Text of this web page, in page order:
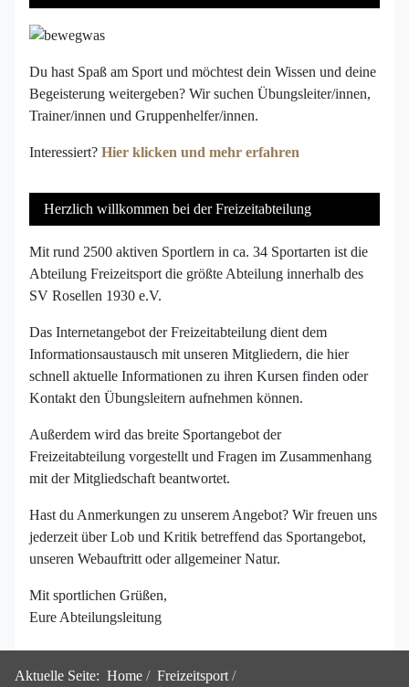
Du hast Spaß am Sport und möchtest dein Wissen und deine
Begeisterung weitergeben? Wir suchen Übungsleiter/innen,
Trainer/innen und Gruppenhelfer/innen.
Interessiert? Hier klicken und mehr erfahren
Herzlich willkommen bei der Freizeitabteilung
Mit rund 2500 aktiven Sportlern in ca. 34 Sportarten ist die
Abteilung Freizeitsport die größte Abteilung innerhalb des
SV Rosellen 1930 e.V.
Das Internetangebot der Freizeitabteilung dient dem
Informationsaustausch mit unseren Mitgliedern, die hier
schnell aktuelle Informationen zu ihren Kursen finden oder
Kontakt den Übungsleitern aufnehmen können.
Außerdem wird das breite Sportangebot der
Freizeitabteilung vorgestellt und Fragen im Zusammenhang
mit der Mitgliedschaft beantwortet.
Hast du Anmerkungen zu unserem Angebot? Wir freuen uns
jederzeit über Lob und Kritik betreffend das Sportangebot,
unseren Webauftritt oder allgemeiner Natur.
Mit sportlichen Grüßen,
Eure Abteilungsleitung
Aktuelle Seite: Home Freizeitsport